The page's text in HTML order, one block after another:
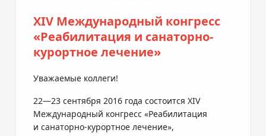
XIV Международный конгресс
«Реабилитация и санаторно-
курортное лечение»
Уважаемые коллеги!
22—23 сентября 2016 года состоится XIV
Международный конгресс «Реабилитация
и санаторно-курортное лечение»,